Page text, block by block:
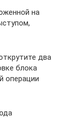
на
два
блока
операции